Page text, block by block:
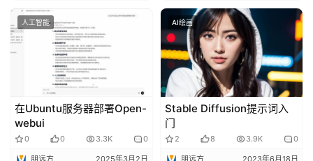
人工智能
在Ubuntu服务器部署Open-
webui
0 0 3.3K 0
朋远方 2025年3月2日
AI绘画
Stable Diffusion提示词入
门
2 8 3.9K 0
朋远方 2023年6月18日